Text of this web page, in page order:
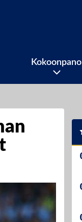
Kokoonpano